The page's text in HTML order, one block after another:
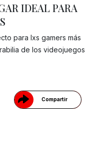
Compartir
Gracias!
IDEAL PARA
para lxs gamers más
de los videojuegos